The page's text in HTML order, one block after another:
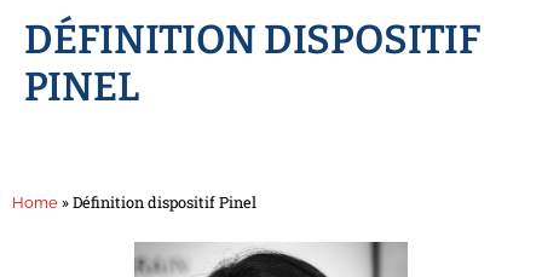
DÉFINITION DISPOSITIF
PINEL
Home »Définition dispositif Pinel